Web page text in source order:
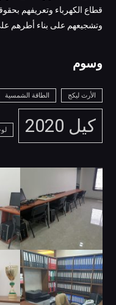
قطاع الكهرباء وتعريفهم
وتشجيعهم على بناء أطرهم
وسوم
الأرث ليكج الطاقة الشمسية
كيل 2020